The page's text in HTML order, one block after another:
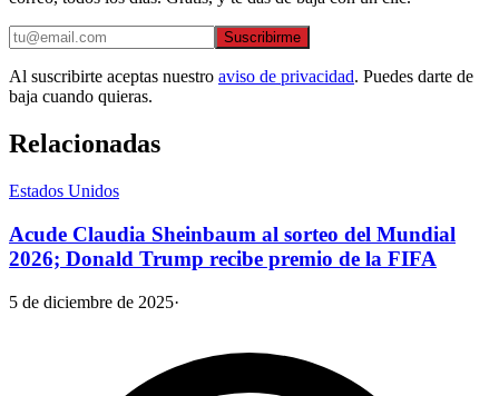
Suscribirme
Al suscribirte aceptas nuestro aviso de privacidad. Puedes darte de
baja cuando quieras.
Relacionadas
Estados Unidos
Acude Claudia Sheinbaum al sorteo del Mundial
2026; Donald Trump recibe premio de la FIFA
5 de diciembre de 2025·